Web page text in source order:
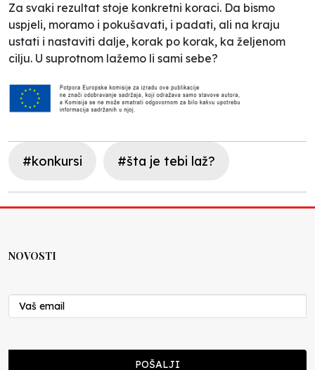
Za svaki rezultat stoje konkretni koraci. Da bismo
uspjeli, moramo i pokušavati, i padati, ali na kraju
ustati i nastaviti dalje, korak po korak, ka željenom
cilju. U suprotnom lažemo li sami sebe?
#konkursi #šta je tebi laž?
NOVOSTI
POŠALJI